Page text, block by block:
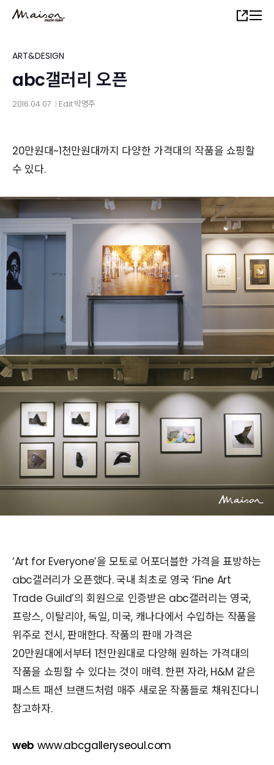
content
Share
ART&DESIGN
abc갤러리 오픈
2016.04.07 Edit박명주
20만원대~1천만원대까지 다양한 가격대의 작품을 쇼핑할
수 있다.
‘Art for Everyone’을 모토로 어포더블한 가격을 표방하는
abc갤러리가 오픈했다. 국내 최초로 영국 ‘Fine Art
Trade Guild’의 회원으로 인증받은 abc갤러리는 영국,
프랑스, 이탈리아, 독일, 미국, 캐나다에서 수입하는 작품을
위주로 전시, 판매한다. 작품의 판매 가격은
20만원대에서부터 1천만원대로 다양해 원하는 가격대의
작품을 쇼핑할 수 있다는 것이 매력. 한편 자라, H&M 같은
패스트 패션 브랜드처럼 매주 새로운 작품들로 채워진다니
참고하자.
web www.abcgalleryseoul.com